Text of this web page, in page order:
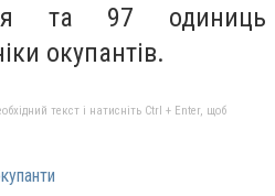
та 97 одиниць
окупантів.
текст і натисніть Ctrl + Enter, щоб